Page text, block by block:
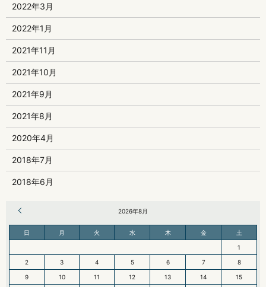
2022年3月
2022年1月
2021年11月
2021年10月
2021年9月
2021年8月
2020年4月
2018年7月
2018年6月
2026年8月
日 月 火 水 木 金 土
1
2 3 4 5 6 7 8
9 10 11 12 13 14 15